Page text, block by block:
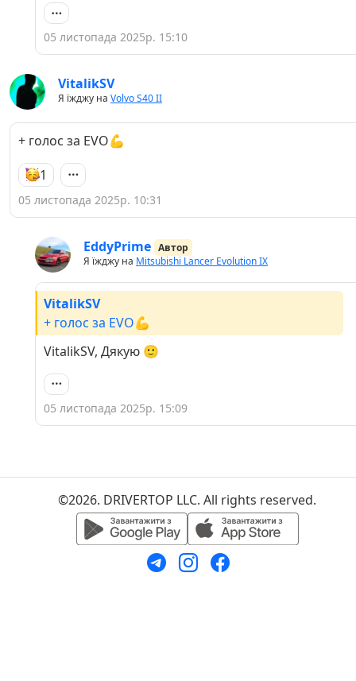
05 листопада 2025р. 15:10
VitalikSV
Я їжджу на Volvo S40 II
+ голос за ЕVO💪
1
05 листопада 2025р. 10:31
EddyPrime Автор
Я їжджу на Mitsubishi Lancer Evolution IX
VitalikSV
+ голос за ЕVO💪
VitalikSV, Дякую 🙂
05 листопада 2025р. 15:09
©2026. DRIVERTOP LLC. All rights reserved.